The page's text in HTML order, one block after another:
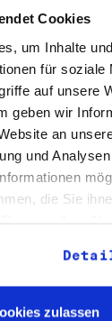
Cookies
um Inhalte
für soziale
auf unsere
geben wir
an
und
die Sie
zulassen
1990